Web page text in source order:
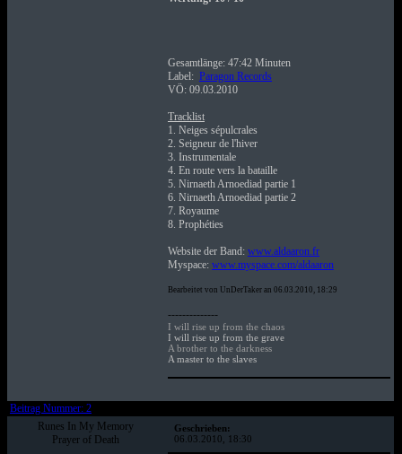
Gesamtlänge: 47:42 Minuten
Label: Paragon Records
VÖ: 09.03.2010
Tracklist
1. Neiges sépulcrales
2. Seigneur de l'hiver
3. Instrumentale
4. En route vers la bataille
5. Nirnaeth Arnoediad partie 1
6. Nirnaeth Arnoediad partie 2
7. Royaume
8. Prophéties
Website der Band: www.aldaaron.fr
Myspace: www.myspace.com/aldaaron
Bearbeitet von UnDerTaker an 06.03.2010, 18:29
--------------
I will rise up from the chaos
I will rise up from the grave
A brother to the darkness
A master to the slaves
Beitrag Nummer: 2
Runes In My Memory
Prayer of Death
Geschrieben:
06.03.2010, 18:30